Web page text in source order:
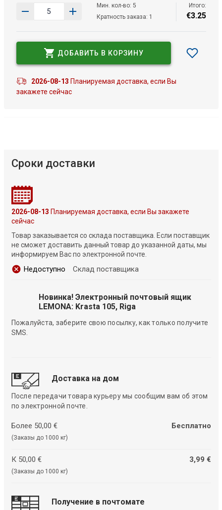
Мин. кол-во: 5
Кратность заказа: 1
Итого:
€3.25
ДОБАВИТЬ В КОРЗИНУ
2026-08-13 Планируемая доставка, если Вы
закажете сейчас
Сроки доставки
2026-08-13 Планируемая доставка, если Вы закажете
сейчас
Товар заказывается со склада поставщика. Если поставщик
не сможет доставить данный товар до указанной даты, мы
информируем Вас по электронной почте.
Недоступно Склад поставщика
Новинка! Электронный почтовый ящик
LEMONA: Krasta 105, Riga
Пожалуйста, заберите свою посылку, как только получите
SMS.
Доставка на дом
После передачи товара курьеру мы сообщим вам об этом
по электронной почте.
Более 50,00 €
(Заказы до 1000 кг)
Бесплатно
К 50,00 €
(Заказы до 1000 кг)
3,99 €
Получение в почтомате